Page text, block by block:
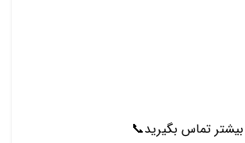
تماس بگيريد📞